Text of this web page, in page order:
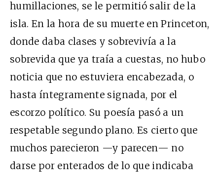
humillaciones, se le permitió salir de la
isla. En la hora de su muerte en Princeton,
donde daba clases y sobrevivía a la
sobrevida que ya traía a cuestas, no hubo
noticia que no estuviera encabezada, o
hasta íntegramente signada, por el
escorzo político. Su poesía pasó a un
respetable segundo plano. Es cierto que
muchos parecieron —y parecen— no
darse por enterados de lo que indicaba